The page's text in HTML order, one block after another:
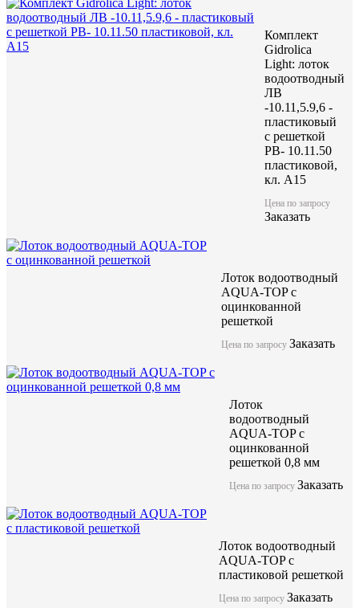
Длина (L), мм
Ширина (W), мм 210
Высота (H), мм 185
Комплект
Gidrolica
Light: лоток
водоотводный
ЛВ
-10.11,5.9,6 -
пластиковый
с решеткой
РВ- 10.11.50
пластиковой,
кл. A15
Цена по запросу
Заказать
Лоток водоотводный
AQUA-TOP с
оцинкованной
решеткой
Цена по запросу Заказать
Лоток
водоотводный
AQUA-TOP с
оцинкованной
решеткой 0,8 мм
Цена по запросу Заказать
Лоток водоотводный
AQUA-TOP с
пластиковой решеткой
Цена по запросу Заказать